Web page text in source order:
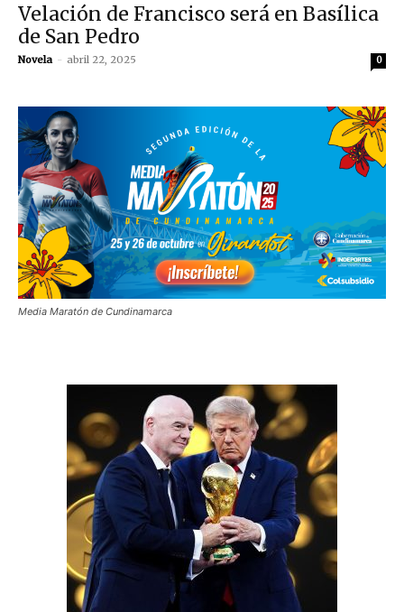
Velación de Francisco será en Basílica
de San Pedro
Novela - abril 22, 2025 0
Media Maratón de Cundinamarca